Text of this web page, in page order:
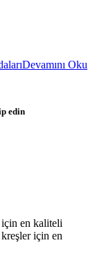
Devamını Oku
edin
en kaliteli
için en